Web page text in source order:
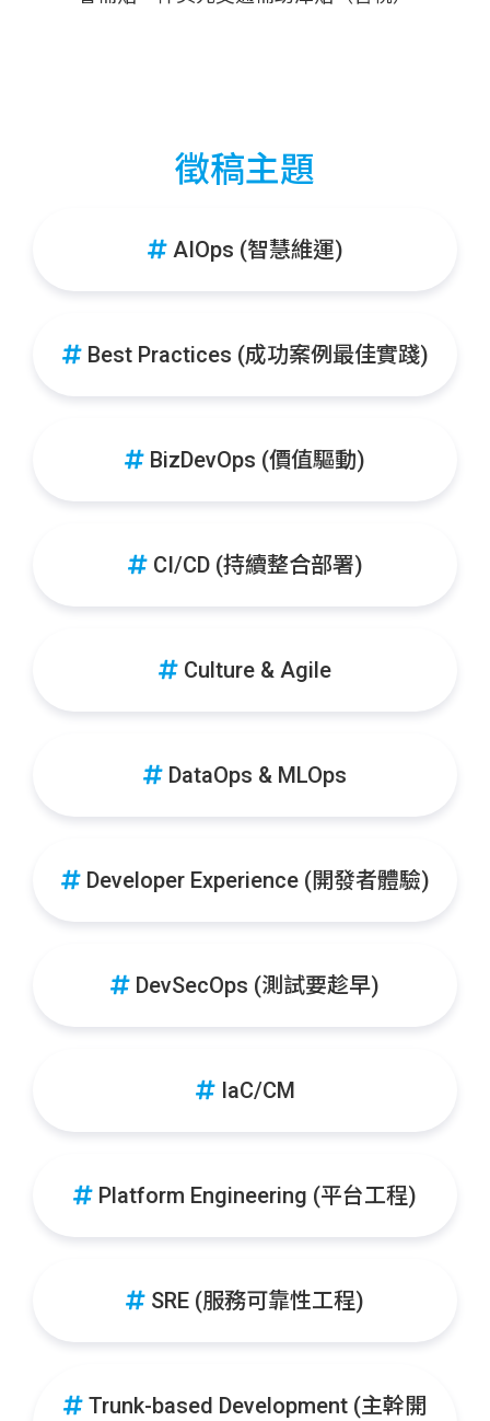
徵稿主題
AIOps (智慧維運)
Best Practices (成功案例最佳實踐)
BizDevOps (價值驅動)
CI/CD (持續整合部署)
Culture & Agile
DataOps & MLOps
Developer Experience (開發者體驗)
DevSecOps (測試要趁早)
IaC/CM
Platform Engineering (平台工程)
SRE (服務可靠性工程)
Trunk-based Development (主幹開